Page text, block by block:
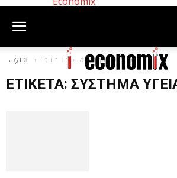
Αρχική Ετικέτες σύστημα υγείας
ΕΤΙΚΈΤΑ: ΣΎΣΤΗΜΑ